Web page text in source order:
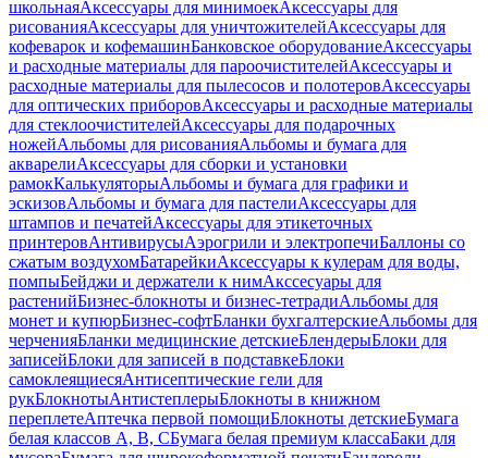
школьнаяАксессуары для минимоекАксессуары для
рисованияАксессуары для уничтожителейАксессуары для
кофеварок и кофемашинБанковское оборудованиеАксессуары
и расходные материалы для пароочистителейАксессуары и
расходные материалы для пылесосов и полотеровАксессуары
для оптических приборовАксессуары и расходные материалы
для стеклоочистителейАксессуары для подарочных
ножейАльбомы для рисованияАльбомы и бумага для
акварелиАксессуары для сборки и установки
рамокКалькуляторыАльбомы и бумага для графики и
эскизовАльбомы и бумага для пастелиАксессуары для
штампов и печатейАксессуары для этикеточных
принтеровАнтивирусыАэрогрили и электропечиБаллоны со
сжатым воздухомБатарейкиАксессуары к кулерам для воды,
помпыБейджи и держатели к нимАкссесуары для
растенийБизнес-блокноты и бизнес-тетрадиАльбомы для
монет и купюрБизнес-софтБланки бухгалтерскиеАльбомы для
черченияБланки медицинские детскиеБлендерыБлоки для
записейБлоки для записей в подставкеБлоки
самоклеящиесяАнтисептические гели для
рукБлокнотыАнтистеплерыБлокноты в книжном
переплетеАптечка первой помощиБлокноты детскиеБумага
белая классов А, В, СБумага белая премиум классаБаки для